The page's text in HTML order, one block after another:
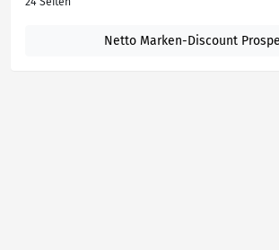
Netto Marken-Discount